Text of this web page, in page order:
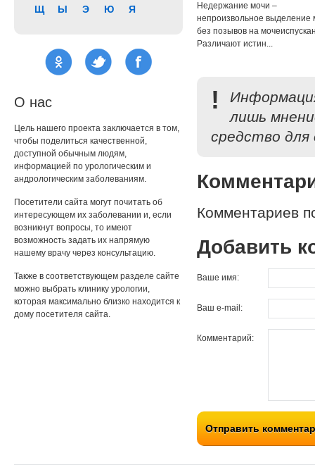
Щ Ы Э Ю Я
О нас
Цель нашего проекта заключается в том,
чтобы поделиться качественной,
доступной обычным людям,
информацией по урологическим и
андрологическим заболеваниям.
Посетители сайта могут почитать об
интересующем их заболевании и, если
возникнут вопросы, то имеют
возможность задать их напрямую
нашему врачу через консультацию.
Также в соответствующем разделе сайте
можно выбрать клинику урологии,
которая максимально близко находится к
дому посетителя сайта.
Недержание мочи –
непроизвольное выделение
без позывов на
Различают истин...
!
лишь
средство для
Комментариев
Добавить
Ваше имя:
Ваш e-mail:
Комментарий:
Отправить